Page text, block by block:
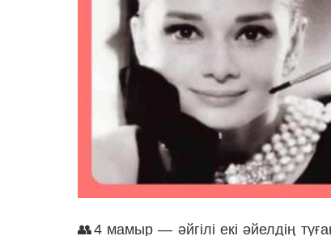
👥4 мамыр — әйгілі екі әйелдің